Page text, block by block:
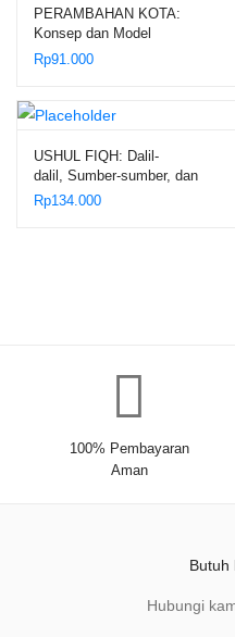
PERAMBAHAN KOTA:
Konsep dan Model
Pembangunan Wilayah Sub-
urban
Rp91.000
USHUL FIQH: Dalil-
dalil, Sumber-sumber, dan
Komponen-komponen Hukum
Rp134.000
100% Pembayaran
Aman
Butuh
Hubungi